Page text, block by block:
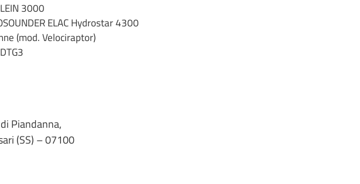
3000
ELAC Hydrostar 4300
(mod. Velociraptor)
Piandanna,
(SS) – 07100